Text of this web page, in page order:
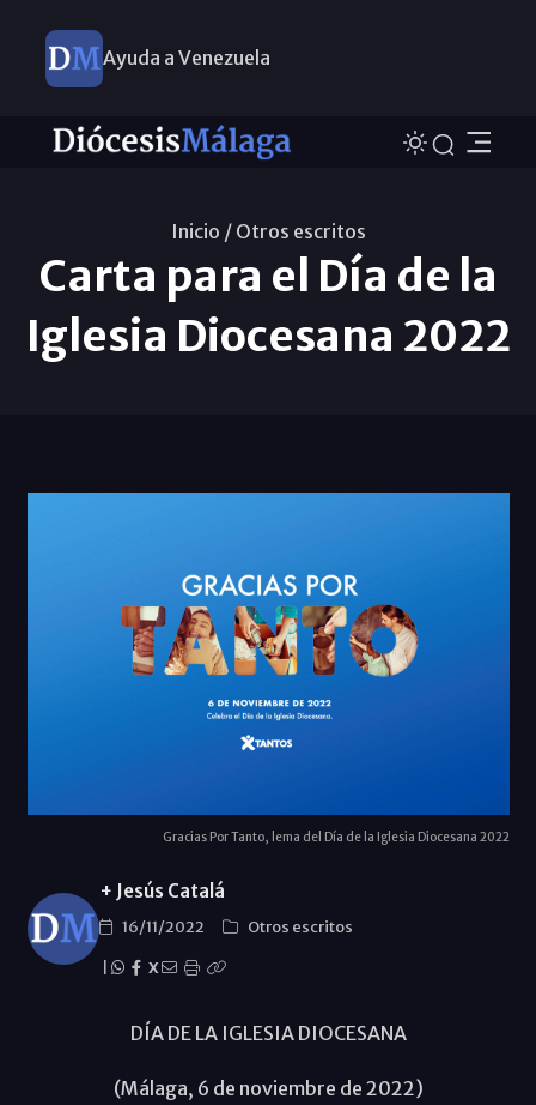
Ayuda a Venezuela
Inicio / Otros escritos
Carta para el Día de la
Iglesia Diocesana 2022
Gracias Por Tanto, lema del Día de la Iglesia Diocesana 2022
+ Jesús Catalá
16/11/2022
Otros escritos
X
DÍA DE LA IGLESIA DIOCESANA
(Málaga, 6 de noviembre de 2022)